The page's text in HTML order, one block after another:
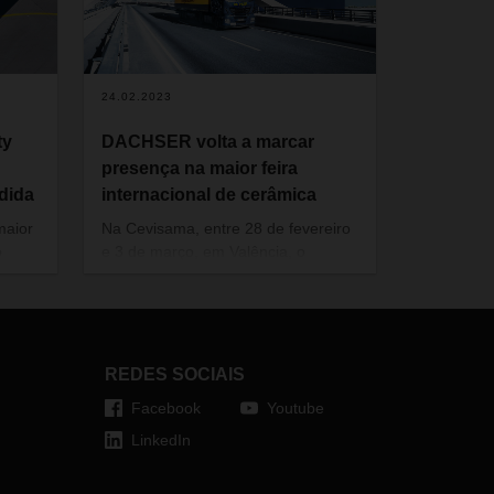
24.02.2023
DACHSER volta a marcar
presença na maior feira
internacional de cerâmica
Na Cevisama, entre 28 de fevereiro
setor
REDES SOCIAIS
Facebook
LinkedIn
Youtube